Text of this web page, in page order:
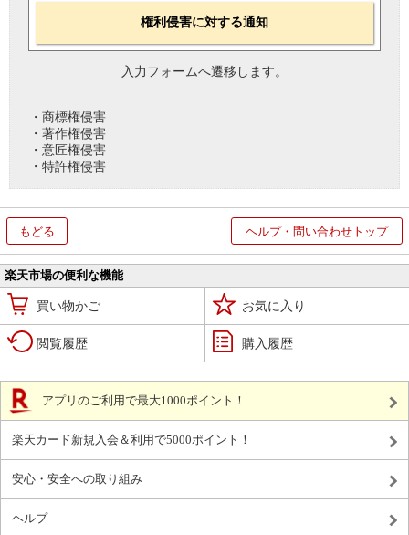
権利侵害に対する通知
入力フォームへ遷移します。
・商標権侵害
・著作権侵害
・意匠権侵害
・特許権侵害
もどる ヘルプ・問い合わせトップ
楽天市場の便利な機能
買い物かご お気に入り
閲覧履歴 購入履歴
アプリのご利用で最大1000ポイント！
楽天カード新規入会＆利用で5000ポイント！
安心・安全への取り組み
ヘルプ